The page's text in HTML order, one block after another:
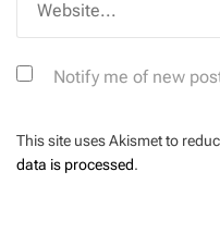
Notify me of new
This site uses Akismet to
data is processed.